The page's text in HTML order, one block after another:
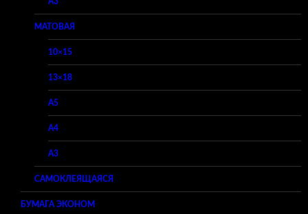
МАТОВАЯ
10×15
13×18
A5
A4
A3
САМОКЛЕЯЩАЯСЯ
БУМАГА ЭКОНОМ